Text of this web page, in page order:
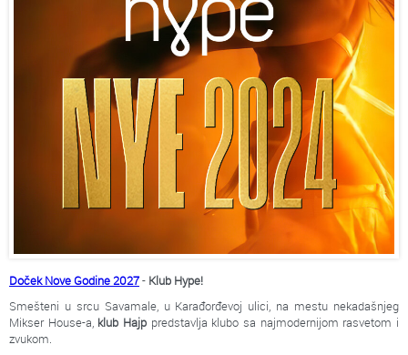
Doček Nove Godine 2027- Klub Hype!
Smešteni u srcu Savamale, u Karađorđevoj ulici, na mestu nekadašnjeg
Mikser House-a, klub Hajp predstavlja klubo sa najmodernijom rasvetom i
zvukom.